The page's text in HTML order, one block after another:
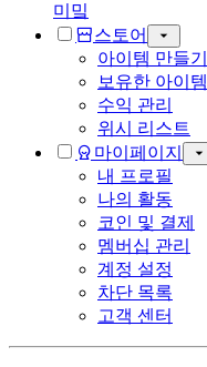
미밐
스토어
아이템 만들기
보유한 아이템
수익 관리
위시 리스트
마이페이지
내 프로필
나의 활동
코인 및 결제
멤버십 관리
계정 설정
차단 목록
고객 센터